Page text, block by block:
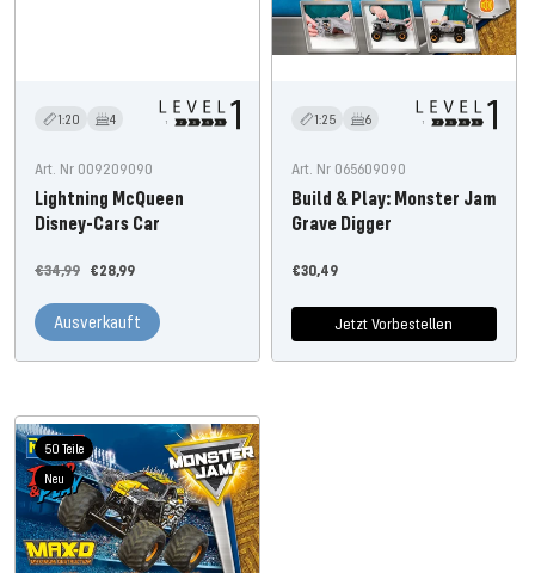
1:20 4
Art. Nr 009209090
Lightning McQueen
Disney-Cars Car
Angebotspreis
€28,99
Regulärer
€34,99
Ausverkauft
1:25 6
Art. Nr 065609090
Build & Play: Monster Jam
Grave Digger
Angebotspreis
€30,49
Jetzt Vorbestellen
50 Teile
Neu